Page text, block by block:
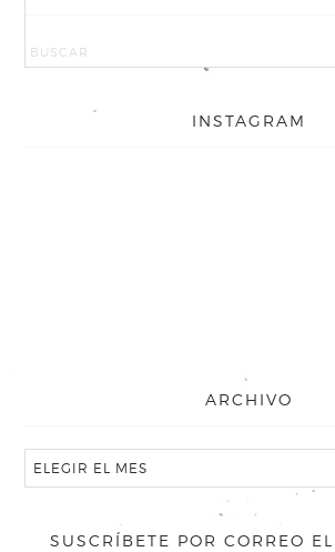
INSTAGRAM
ARCHIVO
SUSCRÍBETE POR CORREO